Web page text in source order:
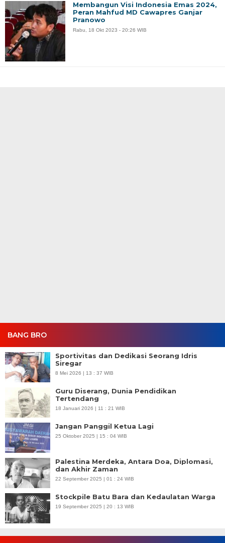
BANG BRO
Sportivitas dan Dedikasi Seorang Idris
Siregar
8 Mei 2026 | 13 : 37 WIB
Guru Diserang, Dunia Pendidikan
Tertendang
18 Januari 2026 | 11 : 21 WIB
Jangan Panggil Ketua Lagi
25 Oktober 2025 | 15 : 04 WIB
Palestina Merdeka, Antara Doa, Diplomasi,
dan Akhir Zaman
22 September 2025 | 01 : 24 WIB
Stockpile Batu Bara dan Kedaulatan Warga
19 September 2025 | 20 : 13 WIB
Membangun Visi Indonesia Emas 2024,
Peran Mahfud MD Cawapres Ganjar
Pranowo
Rabu, 18 Okt 2023 - 20:26 WIB